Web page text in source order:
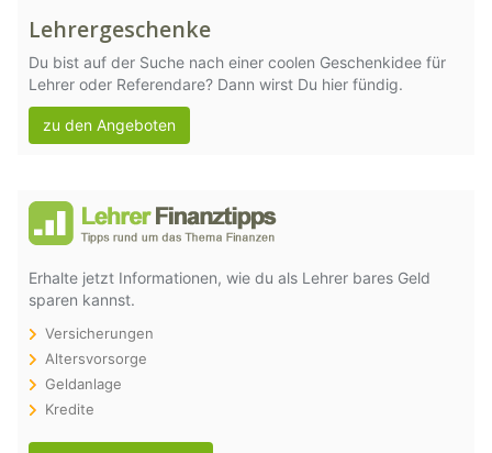
Lehrergeschenke
Du bist auf der Suche nach einer coolen Geschenkidee für
Lehrer oder Referendare? Dann wirst Du hier fündig.
zu den Angeboten
Erhalte jetzt Informationen, wie du als Lehrer bares Geld
sparen kannst.
Versicherungen
Altersvorsorge
Geldanlage
Kredite